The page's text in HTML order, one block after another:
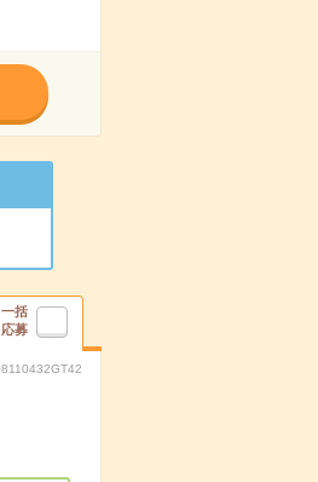
一括
応募